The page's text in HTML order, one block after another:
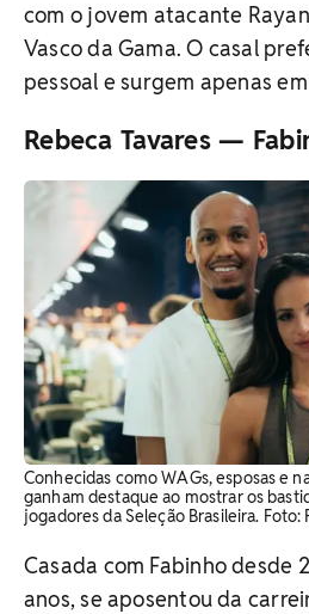
com o jovem atacante
Vasco da Gama. O casal
pessoal e surgem apenas
Rebeca Tavares —
Conhecidas como WAGs, esposas e
ganham destaque ao mostrar os
jogadores da Seleção Brasileira. Foto:
Casada com Fabinho desde
anos, se aposentou da